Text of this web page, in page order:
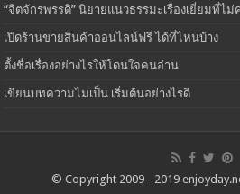
“จิตจักรพรรดิ” นิยายแนวธรรมะเรื่องเยี่ยมที่ไม่
เปิดร้านขายสินค้าออนไลน์ฟรี ได้ที่ไหนบ้าง
ตั้งชื่อเรื่องอย่างไรให้โดนใจคนอ่าน
เขียนบทความไม่เป็น เริ่มต้นอย่างไรดี
© Copyright 2009 - 2019